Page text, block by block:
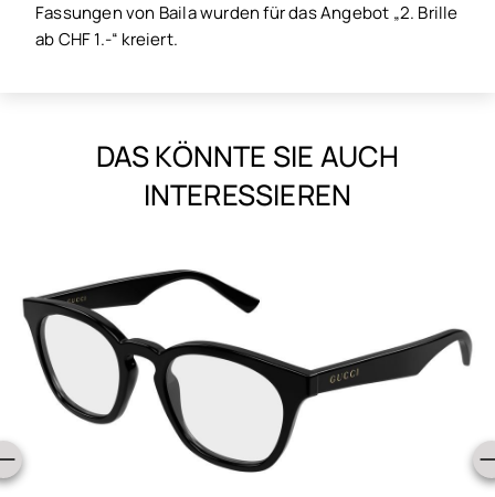
Fassungen von Baila wurden für das Angebot „2. Brille
ab CHF 1.-“ kreiert.
DAS KÖNNTE SIE AUCH
INTERESSIEREN